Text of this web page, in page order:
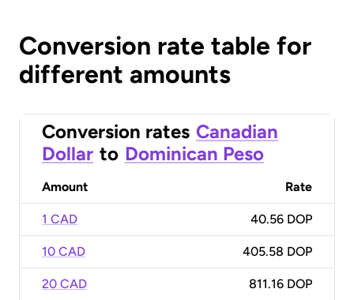
Conversion rate table for
different amounts
Conversion rates Canadian
Dollar to Dominican Peso
Amount Rate
1 CAD 40.56 DOP
10 CAD 405.58 DOP
20 CAD 811.16 DOP